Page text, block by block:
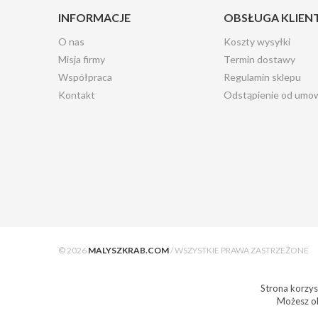
INFORMACJE
O nas
Misja firmy
Współpraca
Kontakt
OBSŁUGA
Koszty wysyłki
Termin dostawy
Regulamin sklepu
Odstąpienie od
© 2026 MALYSZKRAB.COM/ WSZYSTKIE PRAWA ZASTRZEŻONE
Strona
Możesz